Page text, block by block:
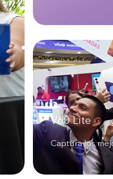
V60 Lite
Captura los